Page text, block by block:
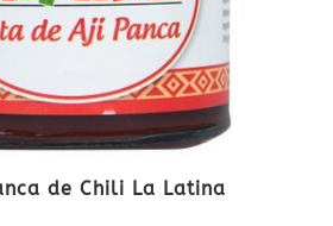
de Chili La Latina